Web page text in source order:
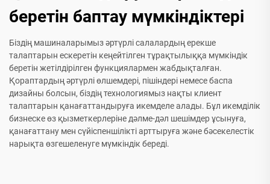
беретін баптау мүмкіндіктері
Біздің машиналарымыз әртүрлі салалардың ерекше
талаптарын ескеретін кеңейтілген тұрақтылыққа мүмкіндік
беретін жетілдірілген функциялармен жабдықталған.
Қораптардың әртүрлі өлшемдері, пішіндері немесе баспа
дизайны болсын, біздің технологиямыз нақты клиент
талаптарын қанағаттандыруға икемделе алады. Бұл икемділік
бизнеске өз қызметкерлеріне дәлме-дәл шешімдер ұсынуға,
қанағаттану мен сүйіспеншілікті арттыруға және бәсекелестік
нарықта өзгешеленуге мүмкіндік береді.